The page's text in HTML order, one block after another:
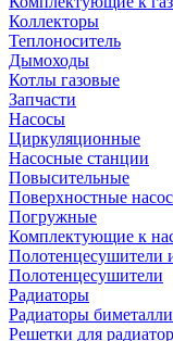
Коллекторы
Теплоноситель
Дымоходы
Котлы газовые
Запчасти
Насосы
Циркуляционные
Насосные станции
Повысительные
Поверхностные
Погружные
Комплектующие к
Полотенцесушители
Полотенцесушители
Радиаторы
Радиаторы
Решетки для